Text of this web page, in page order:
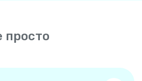
просто